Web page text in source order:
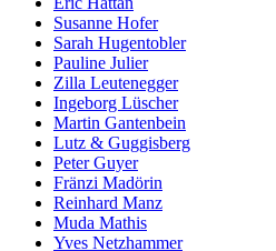
Susanne Hofer
Sarah Hugentobler
Pauline Julier
Zilla Leutenegger
Ingeborg Lüscher
Martin Gantenbein
Lutz & Guggisberg
Peter Guyer
Fränzi Madörin
Reinhard Manz
Muda Mathis
Yves Netzhammer